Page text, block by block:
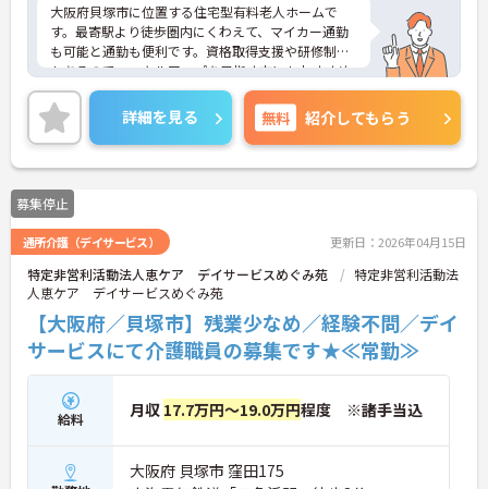
大阪府貝塚市に位置する住宅型有料老人ホームで
す。最寄駅より徒歩圏内にくわえて、マイカー通勤
も可能と通勤も便利です。資格取得支援や研修制度
もあるので、スキルアップを目指す方にもおすすめ
です。ご興味をお持ちの方はお気軽にお問い合わせ
ください。
詳細を見る 無料 紹介してもらう
募集停止
通所介護（デイサービス） 更新日：2026年04月15日
特定非営利活動法人恵ケア デイサービスめぐみ苑
特定非営利活動法
人恵ケア デイサービスめぐみ苑
【大阪府／貝塚市】残業少なめ／経験不問／デイ
サービスにて介護職員の募集です★≪常勤≫
給料 月収 17.7万円～19.0万円程度 ※諸手当込
大阪府 貝塚市 窪田175